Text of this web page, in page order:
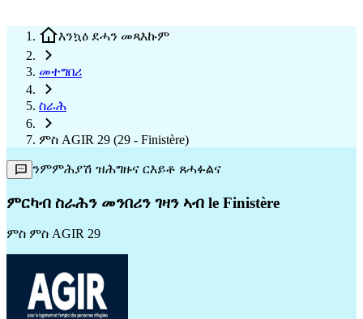
እንኳዕ ደሓን መጻእኩም
መተግበሪ
ስራሕ
ምስ AGIR 29 (29 - Finistère)
ንምምሕያሽ ዝሕግዙና ርእይቶ ጸሓፉልና
ምርካብ ስራሕን መንበሪን ገዛን ኣብ le Finistère
ምስ ምስ AGIR 29